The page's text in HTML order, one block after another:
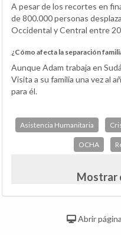
A pesar de los recortes en
de 800.000 personas
Occidental y Central entre
¿Cómo afecta la separación
Aunque Adam trabaja en
Visita a su familia una vez al
para él.
Asistencia Humanitaria
OCHA
Mostrar
Abrir